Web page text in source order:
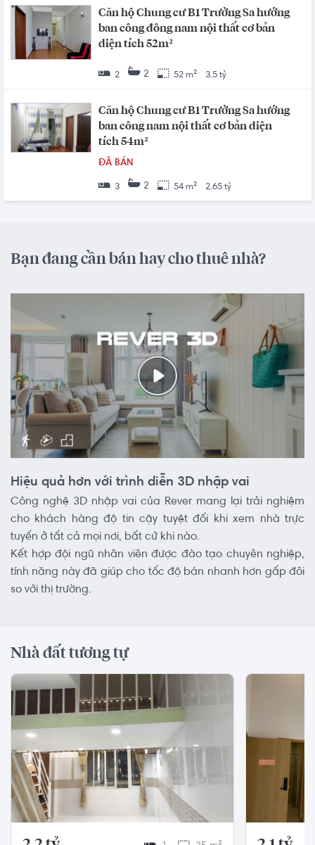
Căn hộ Chung cư B1 Trường Sa hướng
ban công đông nam nội thất cơ bản
diện tích 52m²
2 2 52 m² 3.5 tỷ
Căn hộ Chung cư B1 Trường Sa hướng
ban công nam nội thất cơ bản diện
tích 54m²
ĐÃ BÁN
3 2 54 m² 2.65 tỷ
Bạn đang cần bán hay cho thuê nhà?
Hiệu quả hơn với trình diễn 3D nhập vai
Công nghệ 3D nhập vai của Rever mang lại trải nghiệm
cho khách hàng độ tin cậy tuyệt đối khi xem nhà trực
tuyến ở tất cả mọi nơi, bất cứ khi nào.
Kết hợp đội ngũ nhân viên được đào tạo chuyên nghiệp,
tính năng này đã giúp cho tốc độ bán nhanh hơn gấp đôi
so với thị trường.
Nhà đất tương tự